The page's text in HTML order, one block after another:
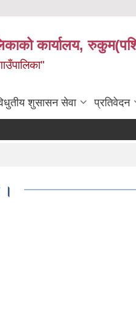
कार्यालय,
शुसासन सेवा प्रतिवेदन
।